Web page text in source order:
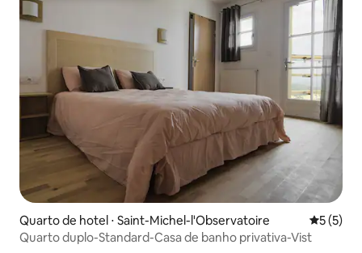
Quarto de hotel ⋅ Saint-Michel-l'Observatoire 5 de
5 (5)
Quarto duplo-Standard-Casa de banho privativa-Vist